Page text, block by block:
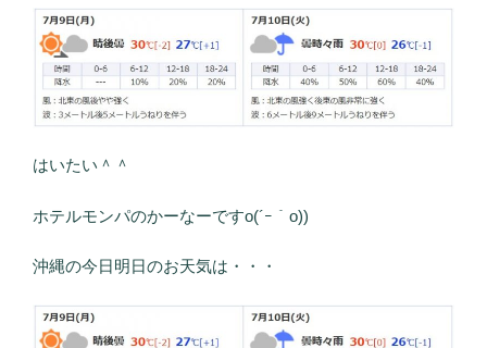
はいたい＾＾
ホテルモンパのかーなーですo(´ｰ｀o))
沖縄の今日明日のお天気は・・・